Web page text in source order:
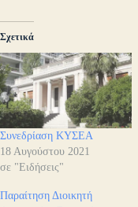
Σχετικά
Συνεδρίαση ΚΥΣΕΑ
18 Αυγούστου 2021
σε "Ειδήσεις"
Παραίτηση Διοικητή